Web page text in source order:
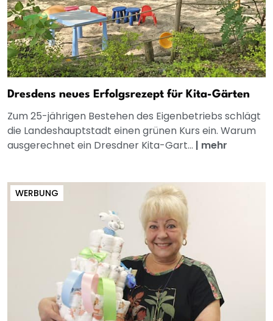
Dresdens neues Erfolgsrezept für Kita-Gärten
Zum 25-jährigen Bestehen des Eigenbetriebs schlägt
die Landeshauptstadt einen grünen Kurs ein. Warum
ausgerechnet ein Dresdner Kita-Gart... | mehr
WERBUNG